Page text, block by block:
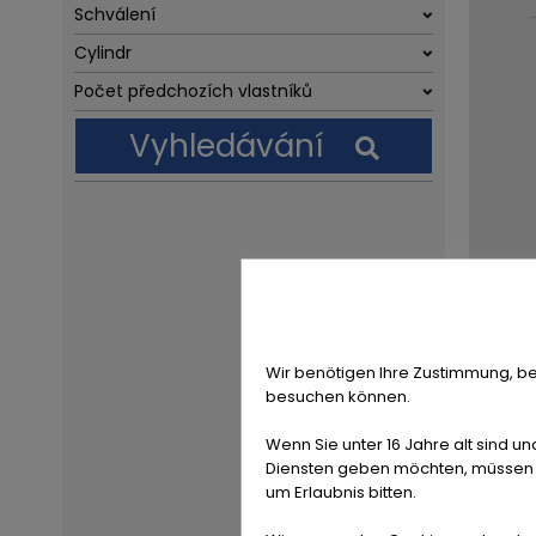
Schválení
Cylindr
Počet předchozích vlastníků
Vyhledávání
Wir benötigen Ihre Zustimmung,
besuchen können.
Wenn Sie unter 16 Jahre alt sind
Diensten geben möchten,
um Erlaubnis bitten.